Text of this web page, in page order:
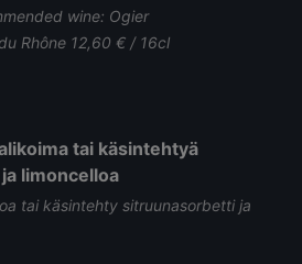
wine: Ogier
Rhône 12,60 € / 16cl
tai käsintehtyä
limoncelloa
tai käsintehty sitruunasorbetti ja